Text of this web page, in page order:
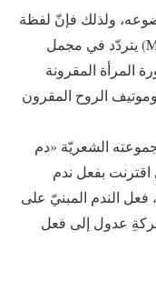
ولذلك فإنّ لفظة
المنفى وما يحيل عليها مثّلت موتيف (Motif) يتردّد في مجمل
المرأة المقرونة
وموتيف الروح المقرون
الشعريّة «دم
اقترنت بفعل ندم
فعل الندم المبنيّ على
عدول إلى فعل